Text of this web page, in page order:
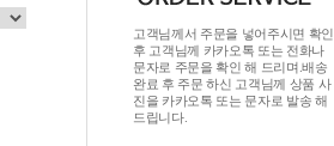
고객님께서 주문을 넣어주시면 확인
후 고객님께 카카오톡 또는 전화나
문자로 주문을 확인 해 드리며.배송
완료 후 주문 하신 고객님께 상품 사
진을 카카오톡 또는 문자로 발송 해
드립니다.